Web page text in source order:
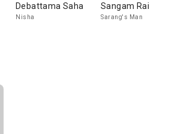
Debattama Saha
Nisha
Sangam Rai
Sarang's Man